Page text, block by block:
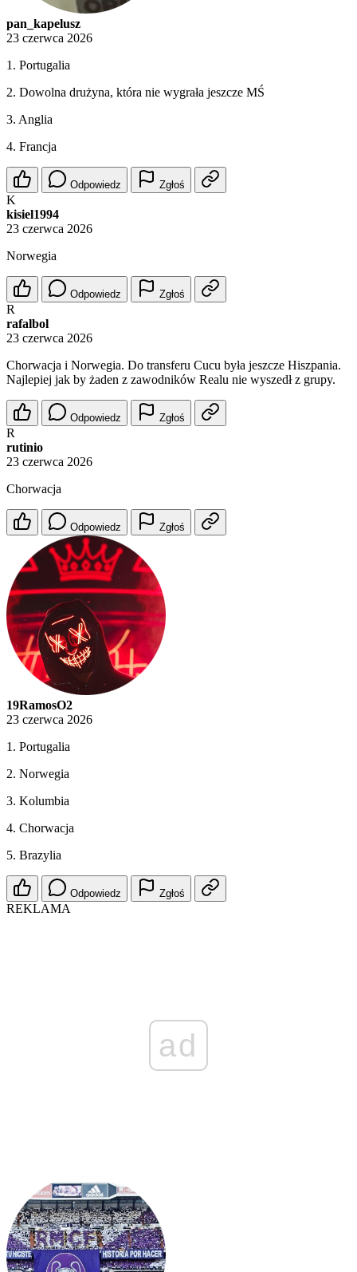
pan_kapelusz
23 czerwca 2026
1. Portugalia
2. Dowolna drużyna, która nie wygrała jeszcze MŚ
3. Anglia
4. Francja
Odpowiedz Zgłoś
K
kisiel1994
23 czerwca 2026
Norwegia
Odpowiedz Zgłoś
R
rafalbol
23 czerwca 2026
Chorwacja i Norwegia. Do transferu Cucu była jeszcze Hiszpania.
Najlepiej jak by żaden z zawodników Realu nie wyszedł z grupy.
Odpowiedz Zgłoś
R
rutinio
23 czerwca 2026
Chorwacja
Odpowiedz Zgłoś
19RamosO2
23 czerwca 2026
1. Portugalia
2. Norwegia
3. Kolumbia
4. Chorwacja
5. Brazylia
Odpowiedz Zgłoś
REKLAMA
ad